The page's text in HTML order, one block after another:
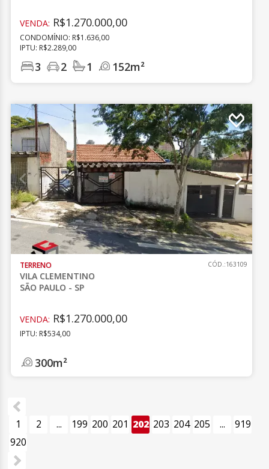
VENDA: R$1.270.000,00
CONDOMÍNIO: R$1.636,00
IPTU: R$2.289,00
3 2 1 152m²
TERRENO
VILA CLEMENTINO
SÃO PAULO - SP
CÓD.:163109
VENDA: R$1.270.000,00
IPTU: R$534,00
300m²
1 2 ... 199 200 201 202 203 204 205 ...
919
920